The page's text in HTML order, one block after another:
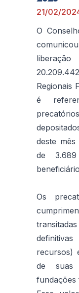
21/02/
O
Regionais
é
deste
de
Os
recursos)
de suas
fundações